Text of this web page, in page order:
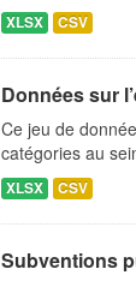
XLSX CSV
Données sur
Ce jeu de
catégories au
XLSX CSV
Subventions